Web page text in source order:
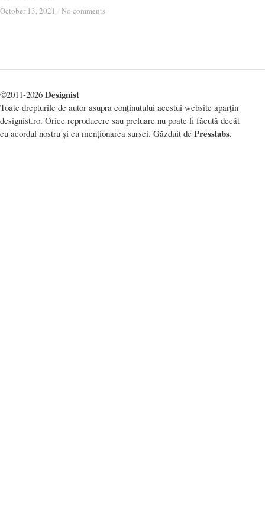
October 13, 2021 / No comments
October 13, 2021 / No comments
©2011-2026 Designist
Toate drepturile de autor asupra conținutului acestui website aparțin
designist.ro. Orice reproducere sau preluare nu poate fi făcută decât
cu acordul nostru și cu menționarea sursei. Găzduit de Presslabs.